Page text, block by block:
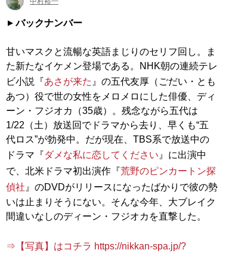
バックナンバー
甘いマスクと流暢な英語まじりのセリフ回し。ま
た新たなイケメン登場である。NHK朝の連続テレ
ビ小説『あさが来た 』の五代友厚（ごだい・とも
あつ）役で世の女性をメロメロにした俳優、ディ
ーン・フジオカ（35歳）。残念ながら五代は
1/22（土）放送回でドラマから去り、早くも“五
代ロス”が勃発中。だが現在、TBS系で放送中の
ドラマ『ダメな私に恋してください 』に出演中
で、北米ドラマ初出演作『荒野のピンカートン探
偵社 』のDVDがリリースになったばかりで彼の勢
いは止まりそうにない。そんな今年、大ブレイク
間違いなしのディーン・フジオカを直撃した。
⇒【写真】はコチラ https://nikkan-spa.jp/?